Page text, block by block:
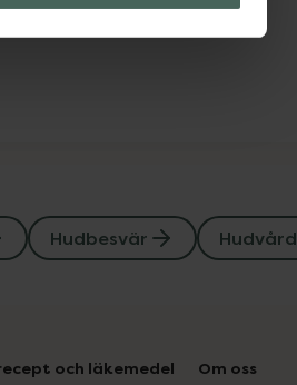
Hudbesvär Hudvård
och läkemedel Om oss